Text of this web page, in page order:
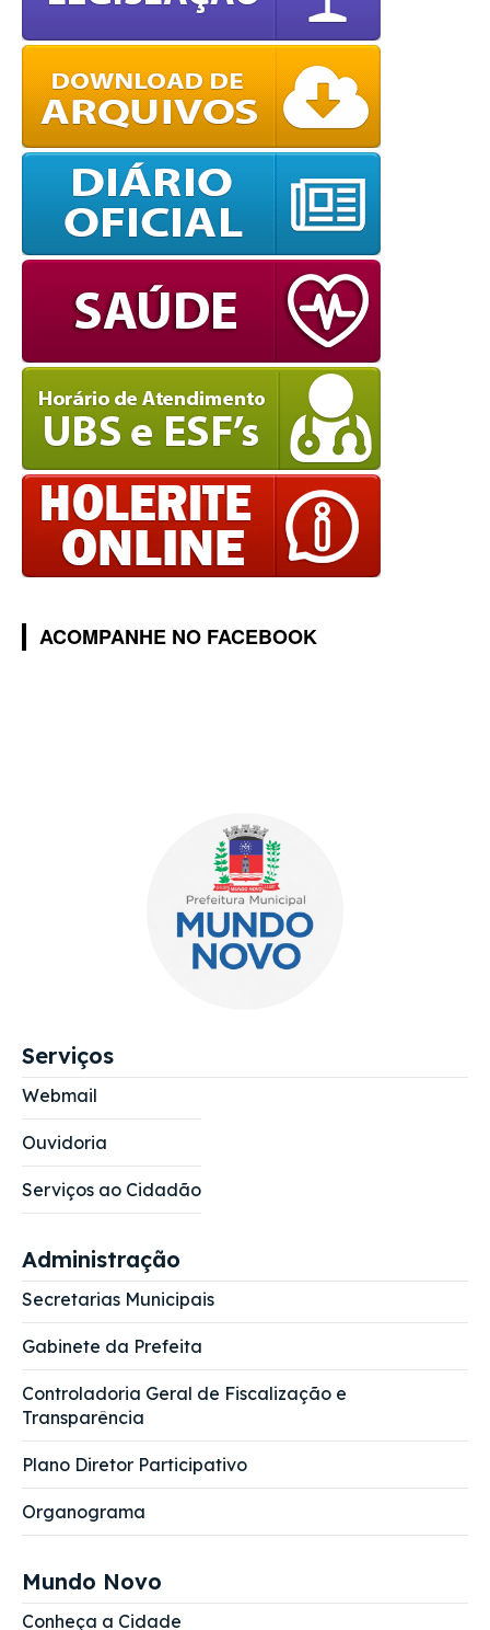
ACOMPANHE NO FACEBOOK
Serviços
Webmail
Ouvidoria
Serviços ao Cidadão
Administração
Secretarias Municipais
Gabinete da Prefeita
Controladoria Geral de Fiscalização e
Transparência
Plano Diretor Participativo
Organograma
Mundo Novo
Conheça a Cidade